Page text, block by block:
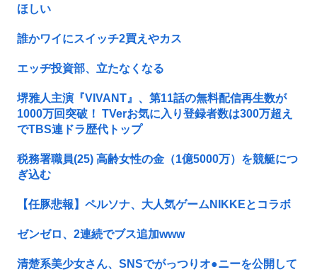
ほしい
誰かワイにスイッチ2買えやカス
エッヂ投資部、立たなくなる
堺雅人主演『VIVANT』、第11話の無料配信再生数が
1000万回突破！ TVerお気に入り登録者数は300万超え
でTBS連ドラ歴代トップ
税務署職員(25) 高齢女性の金（1億5000万）を競艇につ
ぎ込む
【任豚悲報】ペルソナ、大人気ゲームNIKKEとコラボ
ゼンゼロ、2連続でブス追加www
清楚系美少女さん、SNSでがっつりオ●ニーを公開して